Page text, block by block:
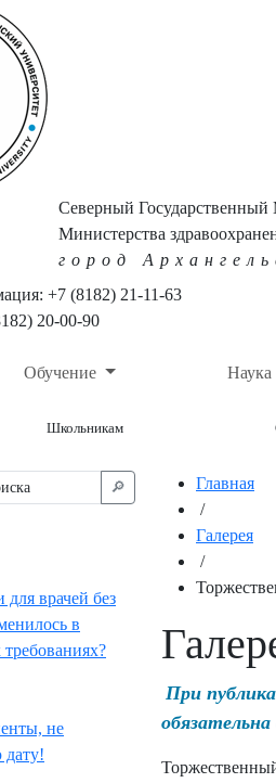
Северный
Министерства
город
+7 (8182) 21-11-63
20-00-90
Обучение Наука
Школьникам
🔎︎
врачей без
в
не
Главная
/
Галерея
/
При